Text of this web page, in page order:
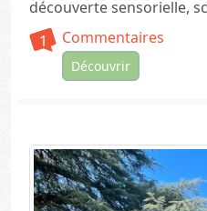
découverte sensorielle,
1
Commentaires
Découvrir